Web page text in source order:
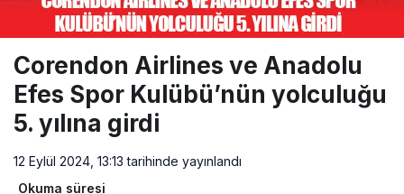
Corendon Airlines ve Anadolu
Efes Spor Kulübü’nün yolculuğu
5. yılına girdi
12 Eylül 2024, 13:13 tarihinde yayınlandı
Okuma süresi